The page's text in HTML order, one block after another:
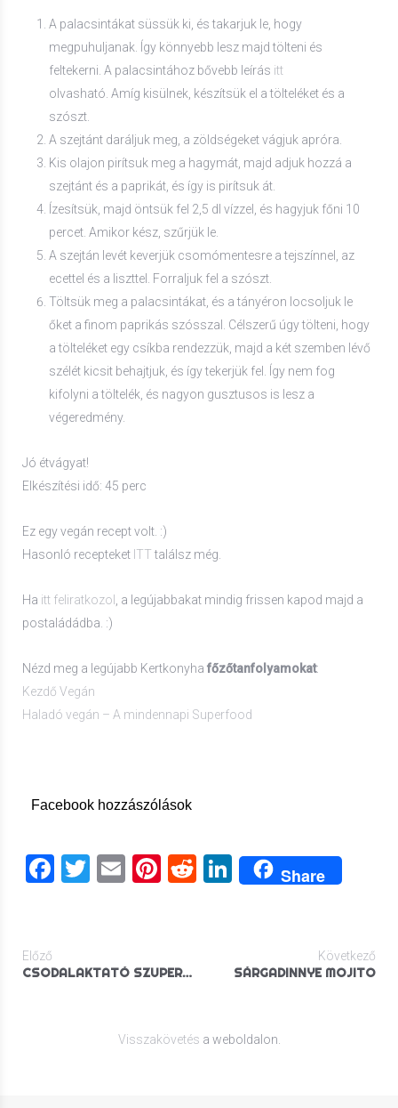
A palacsintákat süssük ki, és takarjuk le, hogy
megpuhuljanak. Így könnyebb lesz majd tölteni és
feltekerni. A palacsintához bővebb leírás itt
olvasható. Amíg kisülnek, készítsük el a tölteléket és a
szószt.
A szejtánt daráljuk meg, a zöldségeket vágjuk apróra.
Kis olajon pirítsuk meg a hagymát, majd adjuk hozzá a
szejtánt és a paprikát, és így is pirítsuk át.
Ízesítsük, majd öntsük fel 2,5 dl vízzel, és hagyjuk főni 10
percet. Amikor kész, szűrjük le.
A szejtán levét keverjük csomómentesre a tejszínnel, az
ecettel és a liszttel. Forraljuk fel a szószt.
Töltsük meg a palacsintákat, és a tányéron locsoljuk le
őket a finom paprikás szósszal. Célszerű úgy tölteni, hogy
a tölteléket egy csíkba rendezzük, majd a két szemben lévő
szélét kicsit behajtjuk, és így tekerjük fel. Így nem fog
kifolyni a töltelék, és nagyon gusztusos is lesz a
végeredmény.
Jó étvágyat!
Elkészítési idő: 45 perc
Ez egy vegán recept volt. :)
Hasonló recepteket ITT találsz még.
Ha itt feliratkozol , a legújabbakat mindig frissen kapod majd a
postaládádba. :)
Nézd meg a legújabb Kertkonyha főzőtanfolyamokat:
Kezdő Vegán
Haladó vegán – A mindennapi Superfood
Facebook hozzászólások
Facebook
Twitter
EmailPinterest
RedditLinkedIn
Share
Előző
CSODALAKTATÓ SZUPERTURMIX
Következő
SÁRGADINNYE MOJITO
Visszakövetés a weboldalon.